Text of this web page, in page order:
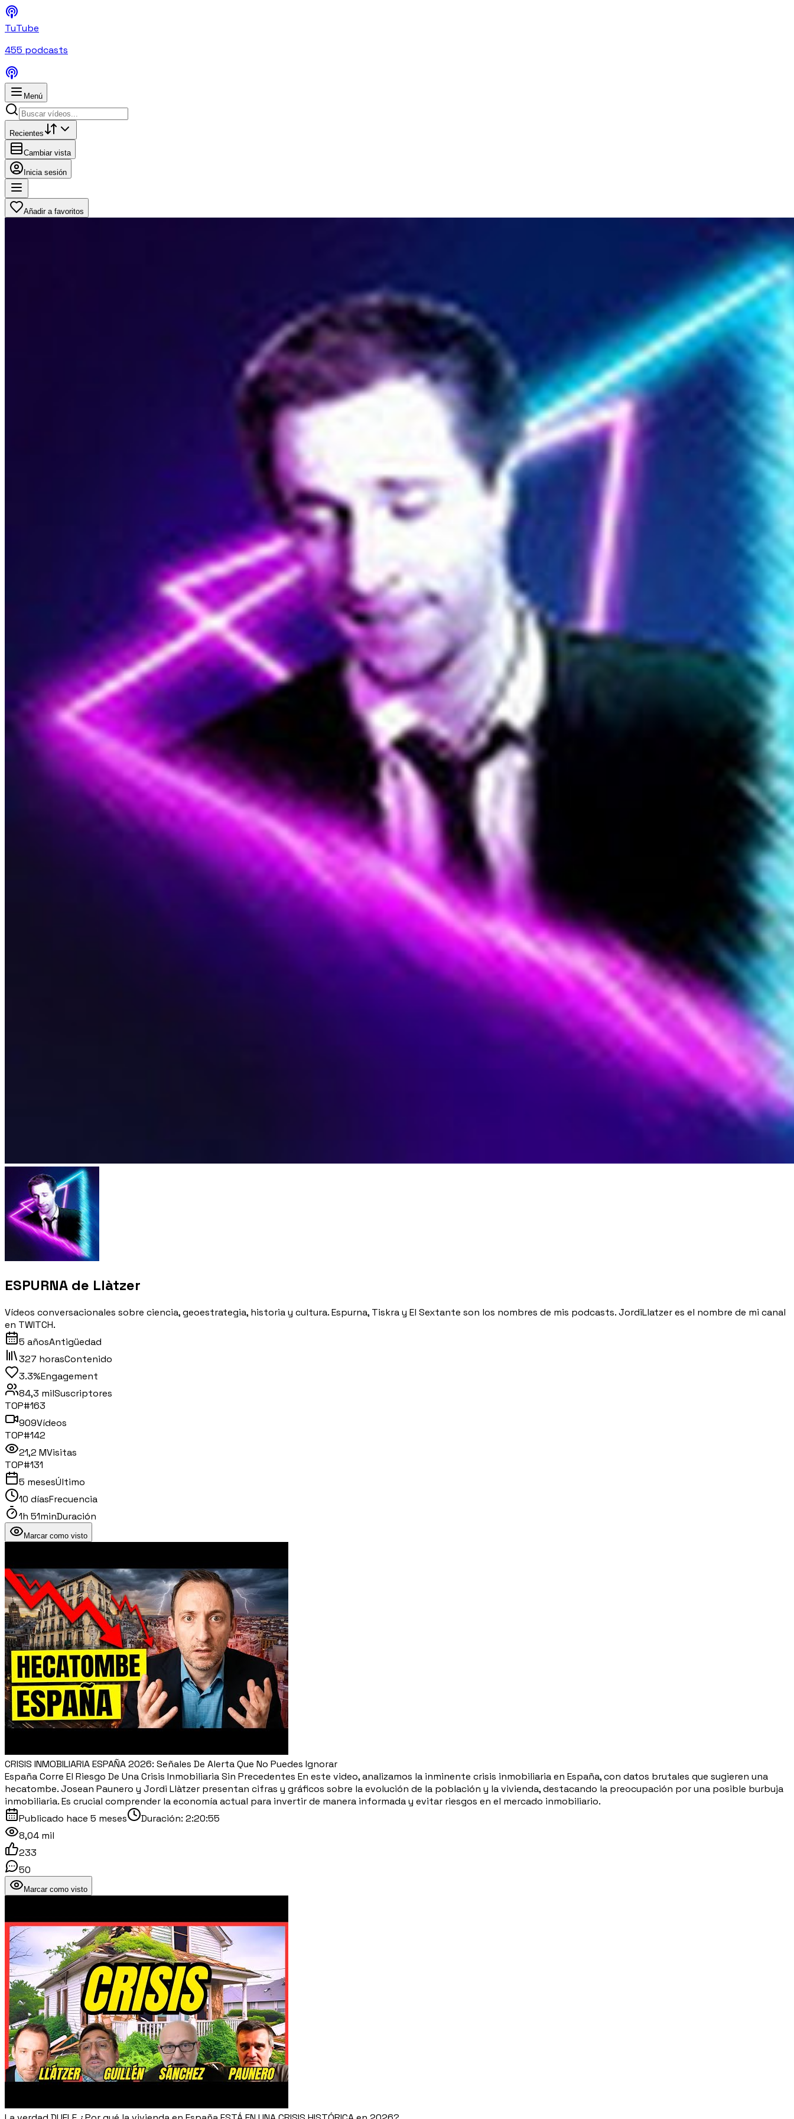
TuTube
455 podcasts
Menú
Recientes
Cambiar vista
Inicia sesión
Añadir a favoritos
ESPURNA de Llàtzer
Vídeos conversacionales sobre ciencia, geoestrategia, historia y cultura. Espurna, Tiskra y El Sextante son los nombres de mis podcasts. JordiLlatzer es el nombre de mi canal
en TWITCH.
5 añosAntigüedad
327 horasContenido
3.3%Engagement
84,3 milSuscriptores
TOP#163
909Vídeos
TOP#142
21,2 MVisitas
TOP#131
5 mesesÚltimo
10 díasFrecuencia
1h 51minDuración
Marcar como visto
CRISIS INMOBILIARIA ESPAÑA 2026: Señales De Alerta Que No Puedes Ignorar
España Corre El Riesgo De Una Crisis Inmobiliaria Sin Precedentes En este video, analizamos la inminente crisis inmobiliaria en España, con datos brutales que sugieren una
hecatombe. Josean Paunero y Jordi Llàtzer presentan cifras y gráficos sobre la evolución de la población y la vivienda, destacando la preocupación por una posible burbuja
inmobiliaria. Es crucial comprender la economía actual para invertir de manera informada y evitar riesgos en el mercado inmobiliario.
Publicado hace 5 meses Duración: 2:20:55
8,04 mil
233
50
Marcar como visto